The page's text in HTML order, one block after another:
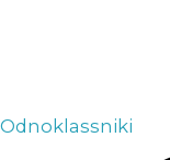
Odnoklassniki